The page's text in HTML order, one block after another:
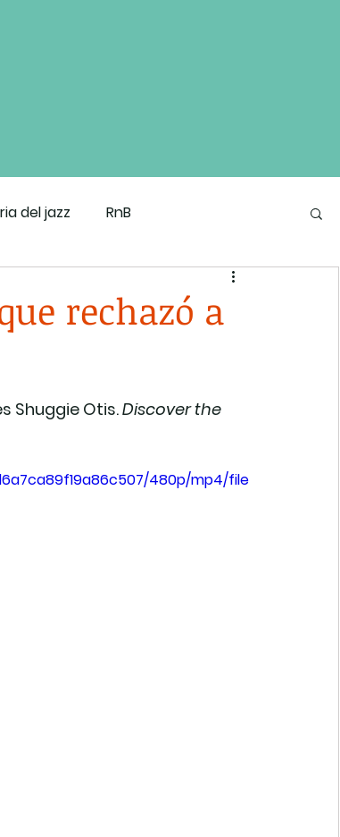
del jazz RnB
rechazó a
Shuggie Otis. Discover the
480p/mp4/file